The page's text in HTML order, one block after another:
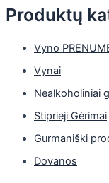
Produktų
Vyno
Vynai
Nealkoholiniai
Stiprieji Gėrimai
Gurmaniški
Dovanos